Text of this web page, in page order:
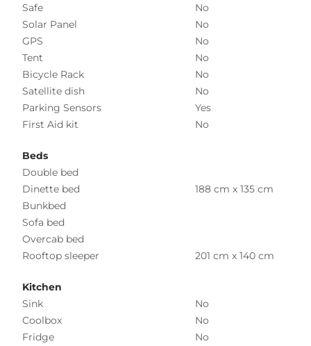
Safe
No
Solar Panel
No
GPS
No
Tent
No
Bicycle Rack
No
Satellite dish
No
Parking Sensors
Yes
First Aid kit
No
Beds
Double bed
Dinette bed
188 cm x 135 cm
Bunkbed
Sofa bed
Overcab bed
Rooftop sleeper
201 cm x 140 cm
Kitchen
Sink
No
Coolbox
No
Fridge
No